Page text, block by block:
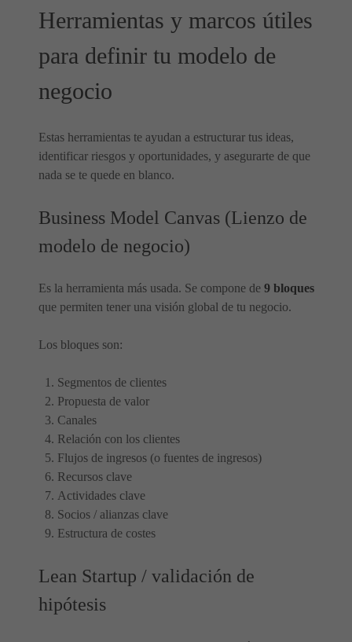
Herramientas y marcos útiles
para definir tu modelo de
negocio
Estas herramientas te ayudan a estructurar tus ideas,
identificar riesgos y oportunidades, y asegurarte de que
nada se te quede en blanco.
Business Model Canvas (Lienzo de
modelo de negocio)
Es la herramienta más usada. Se compone de 9 bloques
que permiten tener una visión global de tu negocio.
Los bloques son:
Segmentos de clientes
Propuesta de valor
Canales
Relación con los clientes
Flujos de ingresos (o fuentes de ingresos)
Recursos clave
Actividades clave
Socios / alianzas clave
Estructura de costes
Lean Startup / validación de
hipótesis